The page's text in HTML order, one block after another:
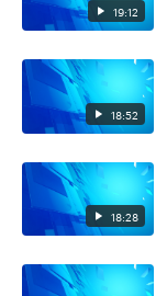
19:12
18:52
18:28